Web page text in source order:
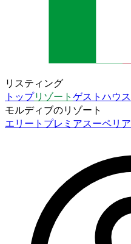
リスティング
トップリゾート ゲストハウス
モルディブのリゾート
エリート プレミアスーペリア